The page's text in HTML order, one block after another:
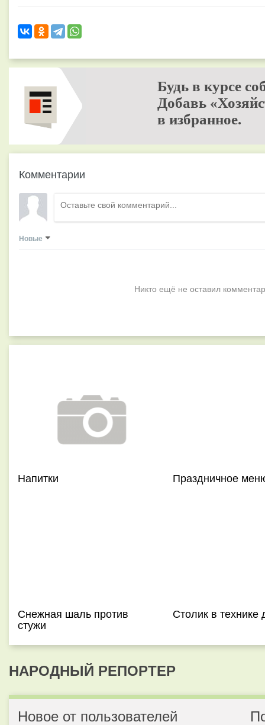
Будь в курсе
Добавь
в избранное.
Комментарии
Новые
Никто ещё не оставил
Напитки Праздничное
Снежная шаль против
стужи
Столик в технике
НАРОДНЫЙ РЕПОРТЕР
Новое от пользователей